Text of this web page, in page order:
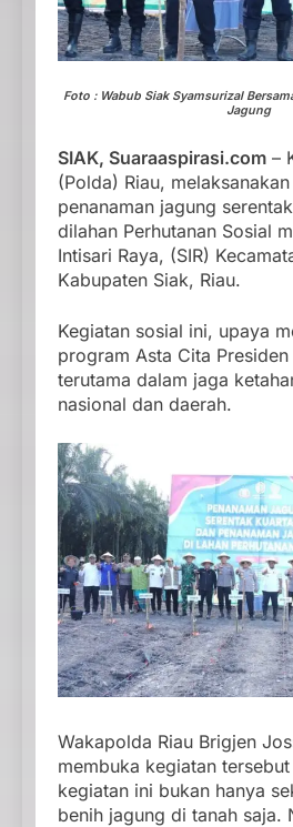
Foto : Wabub Siak Syamsurizal
Jagung
SIAK, Suaraaspirasi.com –
(Polda) Riau,
penanaman jagung
dilahan Perhutanan Sosial
Intisari Raya, (SIR)
Kabupaten Siak, Riau.
Kegiatan sosial ini, upaya
program Asta Cita
terutama dalam jaga
nasional dan daerah.
Wakapolda Riau Brigjen
membuka kegiatan
kegiatan ini bukan hanya
benih jagung di tanah saja.